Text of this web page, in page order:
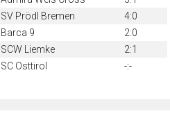
SV Prödl Bremen
4:0
Barca 9
2:0
SCW Liemke
2:1
SC Osttirol -:-